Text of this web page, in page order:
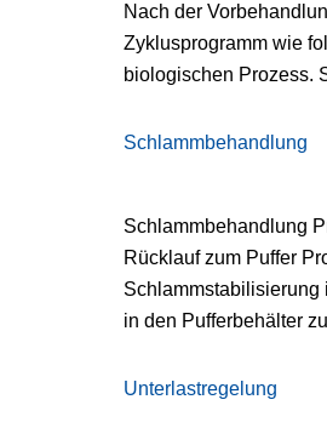
Nach der
Zyklusprogramm wie
biologischen Prozess.
Schlammbehandlung
Schlammbehandlung
Rücklauf zum Puffer
Schlammstabilisierung
in den Pufferbehälter
Unterlastregelung